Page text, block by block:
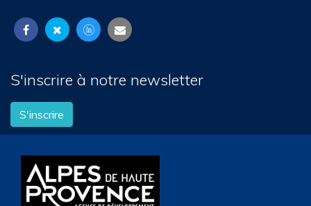
S'inscrire à notre newsletter
S'inscrire